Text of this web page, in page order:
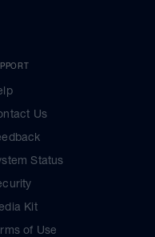
Us
Status
Kit
of Use